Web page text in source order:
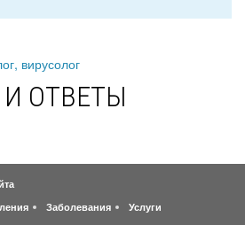
вирусолог
ОТВЕТЫ
Заболевания
Услуги